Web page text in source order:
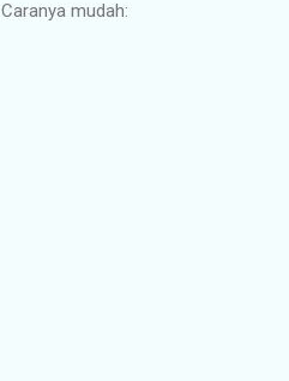
Caranya mudah: